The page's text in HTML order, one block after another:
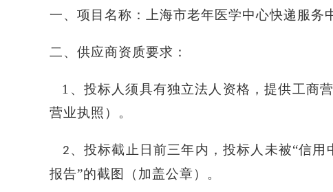
一、 项目名称：上海市老年医学中心快递服务
二、 供应商资质要求 ：
1、投标人须具有独立法人资格，提供工商
营业执照）。
2 、投标截止日前三年内，投标人未被“信用
报告”的截图（加盖公章）。